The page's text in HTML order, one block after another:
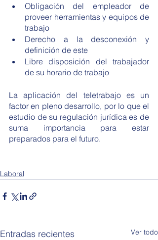
Obligación del empleador de
proveer herramientas y equipos de
trabajo
Derecho a la desconexión y
definición de este
Libre disposición del trabajador
de su horario de trabajo
La aplicación del teletrabajo es un
factor en pleno desarrollo, por lo que el
estudio de su regulación jurídica es de
suma importancia para estar
preparados para el futuro.
Laboral
Entradas recientes Ver todo